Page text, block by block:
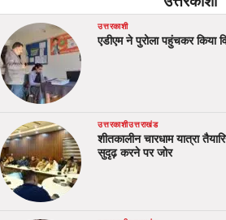
उत्तरकाशी
एडीएम ने पुरोला पहुंचकर किया
उत्तरकाशीउत्तराखंड
शीतकालीन चारधाम यात्रा
सुदृढ़ करने पर जोर